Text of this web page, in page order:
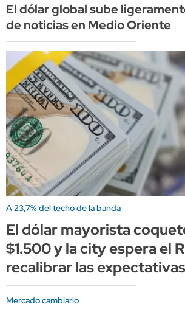
El dólar global sube
de noticias en Medio Oriente
A 23,7% del techo de la banda
El dólar mayorista
$1.500 y la city espera el
recalibrar las
Mercado cambiario